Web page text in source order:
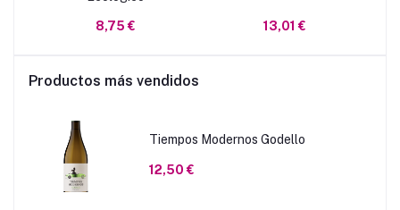
8,75 € 13,01 €
Productos más vendidos
Tiempos Modernos Godello
12,50 €